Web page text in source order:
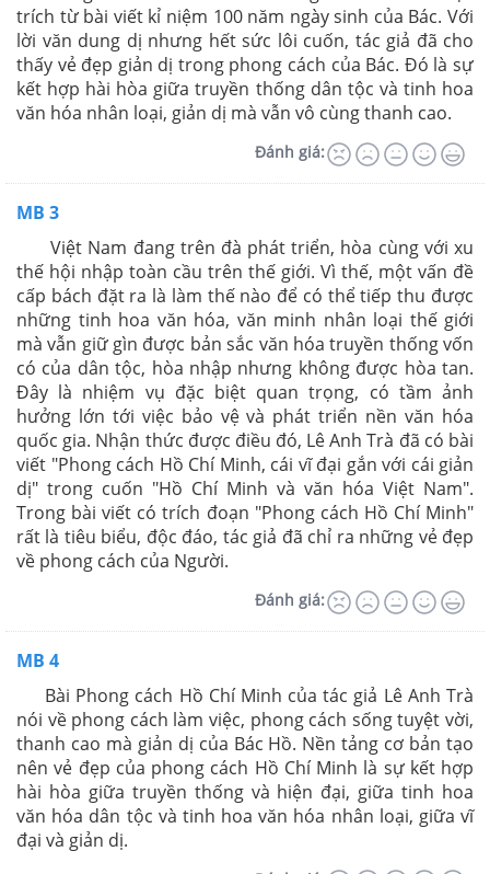
trích từ bài viết kỉ niệm 100 năm ngày sinh của Bác. Với
lời văn dung dị nhưng hết sức lôi cuốn, tác giả đã cho
thấy vẻ đẹp giản dị trong phong cách của Bác. Đó là sự
kết hợp hài hòa giữa truyền thống dân tộc và tinh hoa
văn hóa nhân loại, giản dị mà vẫn vô cùng thanh cao.
Đánh giá:
MB 3
Việt Nam đang trên đà phát triển, hòa cùng với xu
thế hội nhập toàn cầu trên thế giới. Vì thế, một vấn đề
cấp bách đặt ra là làm thế nào để có thể tiếp thu được
những tinh hoa văn hóa, văn minh nhân loại thế giới
mà vẫn giữ gìn được bản sắc văn hóa truyền thống vốn
có của dân tộc, hòa nhập nhưng không được hòa tan.
Đây là nhiệm vụ đặc biệt quan trọng, có tầm ảnh
hưởng lớn tới việc bảo vệ và phát triển nền văn hóa
quốc gia. Nhận thức được điều đó, Lê Anh Trà đã có bài
viết "Phong cách Hồ Chí Minh, cái vĩ đại gắn với cái giản
dị" trong cuốn "Hồ Chí Minh và văn hóa Việt Nam".
Trong bài viết có trích đoạn "Phong cách Hồ Chí Minh"
rất là tiêu biểu, độc đáo, tác giả đã chỉ ra những vẻ đẹp
về phong cách của Người.
Đánh giá:
MB 4
Bài Phong cách Hồ Chí Minh của tác giả Lê Anh Trà
nói về phong cách làm việc, phong cách sống tuyệt vời,
thanh cao mà giản dị của Bác Hồ. Nền tảng cơ bản tạo
nên vẻ đẹp của phong cách Hồ Chí Minh là sự kết hợp
hài hòa giữa truyền thống và hiện đại, giữa tinh hoa
văn hóa dân tộc và tinh hoa văn hóa nhân loại, giữa vĩ
đại và giản dị.